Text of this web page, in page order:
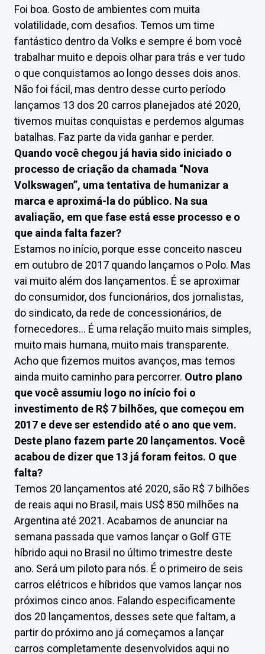
Foi boa. Gosto de ambientes com muita
volatilidade, com desafios. Temos um time
fantástico dentro da Volks e sempre é bom você
trabalhar muito e depois olhar para trás e ver tudo
o que conquistamos ao longo desses dois anos.
Não foi fácil, mas dentro desse curto período
lançamos 13 dos 20 carros planejados até 2020,
tivemos muitas conquistas e perdemos algumas
batalhas. Faz parte da vida ganhar e perder.
Quando você chegou já havia sido iniciado o
processo de criação da chamada “Nova
Volkswagen”, uma tentativa de humanizar a
marca e aproximá-la do público. Na sua
avaliação, em que fase está esse processo e o
que ainda falta fazer?
Estamos no início, porque esse conceito nasceu
em outubro de 2017 quando lançamos o Polo. Mas
vai muito além dos lançamentos. É se aproximar
do consumidor, dos funcionários, dos jornalistas,
do sindicato, da rede de concessionários, de
fornecedores… É uma relação muito mais simples,
muito mais humana, muito mais transparente.
Acho que fizemos muitos avanços, mas temos
ainda muito caminho para percorrer. Outro plano
que você assumiu logo no início foi o
investimento de R$ 7 bilhões, que começou em
2017 e deve ser estendido até o ano que vem.
Deste plano fazem parte 20 lançamentos. Você
acabou de dizer que 13 já foram feitos. O que
falta?
Temos 20 lançamentos até 2020, são R$ 7 bilhões
de reais aqui no Brasil, mais US$ 850 milhões na
Argentina até 2021. Acabamos de anunciar na
semana passada que vamos lançar o Golf GTE
híbrido aqui no Brasil no último trimestre deste
ano. Será um piloto para nós. É o primeiro de seis
carros elétricos e híbridos que vamos lançar nos
próximos cinco anos. Falando especificamente
dos 20 lançamentos, desses sete que faltam, a
partir do próximo ano já começamos a lançar
carros completamente desenvolvidos aqui no